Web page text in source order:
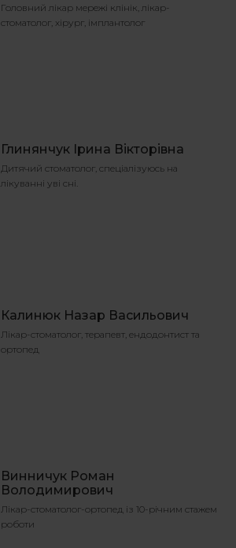
Головний лікар мережі клінік, лікар-
стоматолог, хірург, імплантолог
Глинянчук Ірина Вікторівна
Дитячий стоматолог, спеціалізуюсь на
лікуванні уві сні.
Калинюк Назар Васильович
Лікар-стоматолог, терапевт, ендодонтист та
ортопед
Винничук Роман
Володимирович
Лікар-стоматолог-ортопед із 10-річним стажем
роботи